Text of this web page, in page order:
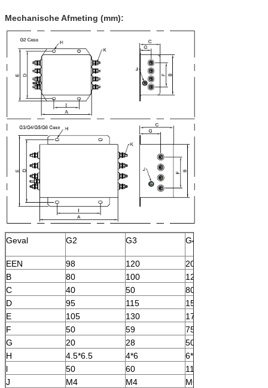
Mechanische Afmeting (mm):
Geval G2 G3 G4
EEN 98 120 200
B
80 100 127
C
40 50 80
D
95 115 150
E
105 130 170
F
50 59 75
G
20 28 50
H
4.5*6.5 4*6 6*9
l
50 60 117
J
M4 M4 M6/M8